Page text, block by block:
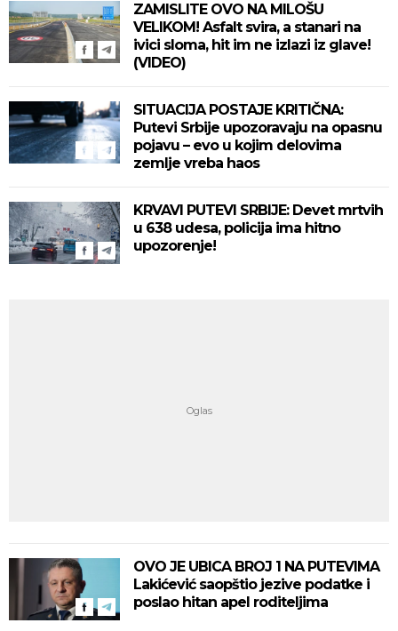
ZAMISLITE OVO NA MILOŠU
VELIKOM! Asfalt svira, a stanari na
ivici sloma, hit im ne izlazi iz glave!
(VIDEO)
SITUACIJA POSTAJE KRITIČNA:
Putevi Srbije upozoravaju na opasnu
pojavu – evo u kojim delovima
zemlje vreba haos
KRVAVI PUTEVI SRBIJE: Devet mrtvih
u 638 udesa, policija ima hitno
upozorenje!
OVO JE UBICA BROJ 1 NA PUTEVIMA
Lakićević saopštio jezive podatke i
poslao hitan apel roditeljima